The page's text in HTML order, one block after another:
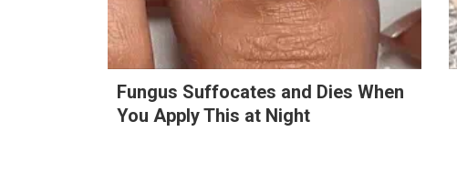
Fungus Suffocates and Dies When
You Apply This at Night